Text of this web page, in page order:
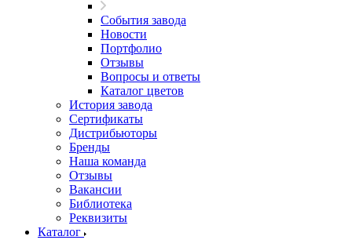
События завода
Новости
Портфолио
Отзывы
Вопросы и ответы
Каталог цветов
История завода
Сертификаты
Дистрибьюторы
Бренды
Наша команда
Отзывы
Вакансии
Библиотека
Реквизиты
Каталог